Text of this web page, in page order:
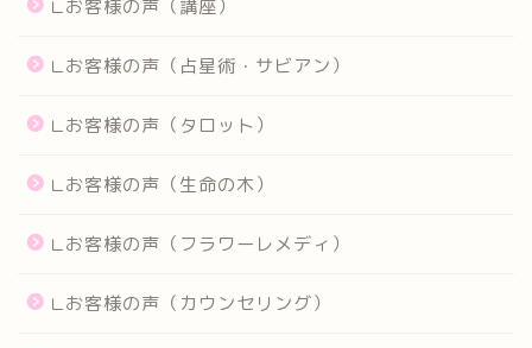
∟お客様の声（講座）
∟お客様の声（占星術・サビアン）
∟お客様の声（タロット）
∟お客様の声（生命の木）
∟お客様の声（フラワーレメディ）
∟お客様の声（カウンセリング）